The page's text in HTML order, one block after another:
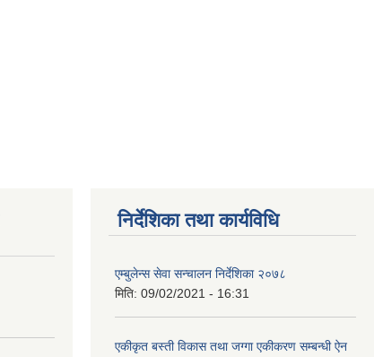
निर्देशिका तथा कार्यविधि
एम्बुलेन्स सेवा सन्चालन निर्देशिका २०७८
मिति: 09/02/2021 - 16:31
एकीकृत बस्ती विकास तथा जग्गा एकीकरण सम्बन्धी ऐन